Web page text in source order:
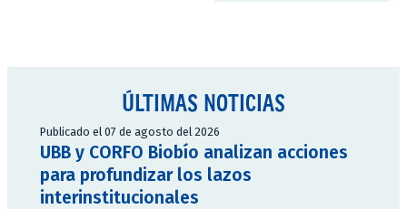
ÚLTIMAS NOTICIAS
Publicado el 07 de agosto del 2026
UBB y CORFO Biobío analizan acciones
para profundizar los lazos
interinstitucionales